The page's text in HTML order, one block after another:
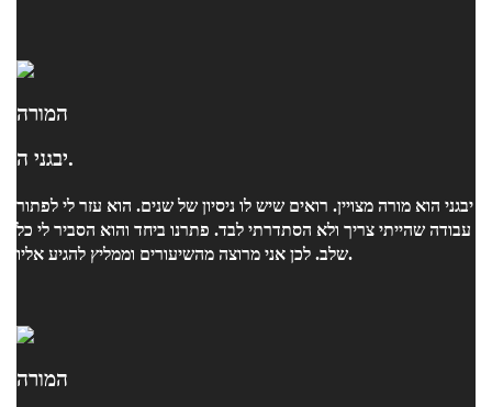
המורה
יבגני ה.
יבגני הוא מורה מצויין. רואים שיש לו ניסיון של שנים. הוא עזר לי לפתור
עבודה שהייתי צריך ולא הסתדרתי לבד. פתרנו ביחד והוא הסביר לי כל
שלב. לכן אני מרוצה מהשיעורים וממליץ להגיע אליו.
המורה